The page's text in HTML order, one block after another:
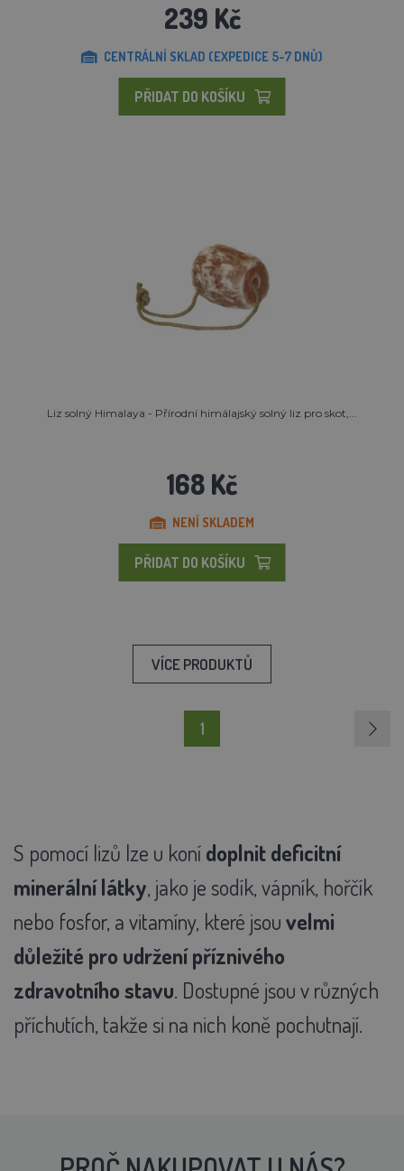
239 Kč
CENTRÁLNÍ SKLAD (EXPEDICE 5-7 DNŮ)
PŘIDAT DO KOŠÍKU
Liz solný Himalaya - Přírodní himálajský solný liz pro skot,...
168 Kč
NENÍ SKLADEM
PŘIDAT DO KOŠÍKU
VÍCE PRODUKTŮ
1
S pomocí lizů lze u konídoplnit deficitní
minerální látky, jako je sodík, vápník, hořčík
nebo fosfor, a vitamíny, které jsouvelmi
důležité pro udržení příznivého
zdravotního stavu. Dostupné jsou v různých
příchutích, takže si na nich koně pochutnají.